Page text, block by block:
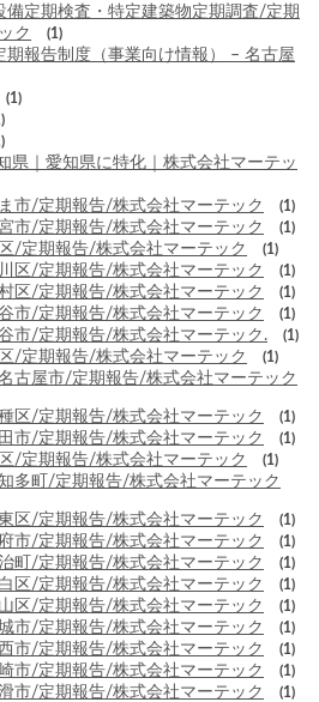
定期検査・特定建築物定期調査/定期
ク
(1)
期報告制度（事業向け情報） – 名古屋
(1)
県｜愛知県に特化｜株式会社マーテッ
市/定期報告/株式会社マーテック (1)
市/定期報告/株式会社マーテック (1)
/定期報告/株式会社マーテック (1)
区/定期報告/株式会社マーテック (1)
区/定期報告/株式会社マーテック (1)
市/定期報告/株式会社マーテック (1)
市/定期報告/株式会社マーテック. (1)
/定期報告/株式会社マーテック (1)
古屋市/定期報告/株式会社マーテック
区/定期報告/株式会社マーテック (1)
市/定期報告/株式会社マーテック (1)
/定期報告/株式会社マーテック (1)
多町/定期報告/株式会社マーテック
区/定期報告/株式会社マーテック (1)
市/定期報告/株式会社マーテック (1)
町/定期報告/株式会社マーテック (1)
区/定期報告/株式会社マーテック (1)
区/定期報告/株式会社マーテック (1)
市/定期報告/株式会社マーテック (1)
市/定期報告/株式会社マーテック (1)
市/定期報告/株式会社マーテック (1)
市/定期報告/株式会社マーテック (1)